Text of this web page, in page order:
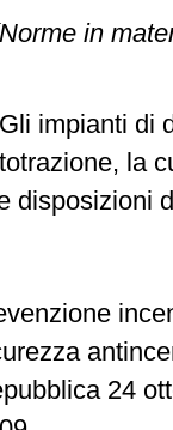
in
impianti di
la
disposizioni
24